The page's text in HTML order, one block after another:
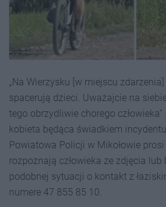
„Na Wierzysku [w miejscu
spacerują dzieci. Uważajcie na
tego obrzydliwie chorego człowieka”
kobieta będąca świadkiem
Powiatowa Policji w Mikołowie
rozpoznają człowieka ze zdjęcia
podobnej sytuacji o kontakt z
numere 47 855 85 10.